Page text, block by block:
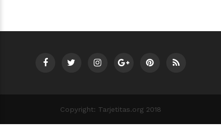
Copyright: Tarjetitas.org 2018